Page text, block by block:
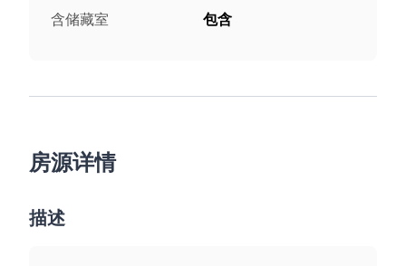
含储藏室 包含
房源详情
描述